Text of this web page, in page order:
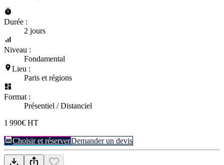
Durée :
2 jours
Niveau :
Fondamental
Lieu :
Paris et régions
Format :
Présentiel / Distanciel
1 990€ HT
Choisir et réserverDemander un devis